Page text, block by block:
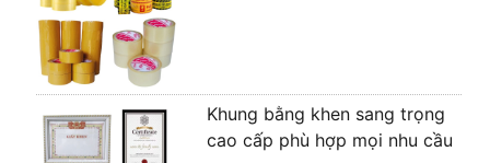
Khung bằng khen sang trọng
cao cấp phù hợp mọi nhu cầu